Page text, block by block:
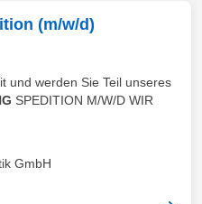
(m/w/d)
und werden Sie Teil unseres
SPEDITION M/W/D WIR
GmbH